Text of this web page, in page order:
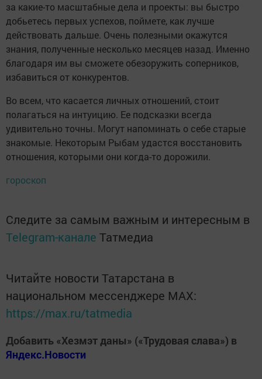
за какие-то масштабные дела и проекты: вы быстро
добьетесь первых успехов, поймете, как лучше
действовать дальше. Очень полезными окажутся
знания, полученные несколько месяцев назад. Именно
благодаря им вы сможете обезоружить соперников,
избавиться от конкурентов.
Во всем, что касается личных отношений, стоит
полагаться на интуицию. Ее подсказки всегда
удивительно точны. Могут напоминать о себе старые
знакомые. Некоторым Рыбам удастся восстановить
отношения, которыми они когда-то дорожили.
гороскоп
Следите за самым важным и интересным в
Telegram-канале Татмедиа
Читайте новости Татарстана в
национальном мессенджере MАХ:
https://max.ru/tatmedia
Добавить «Хезмэт даны» («Трудовая слава») в
Яндекс.Новости